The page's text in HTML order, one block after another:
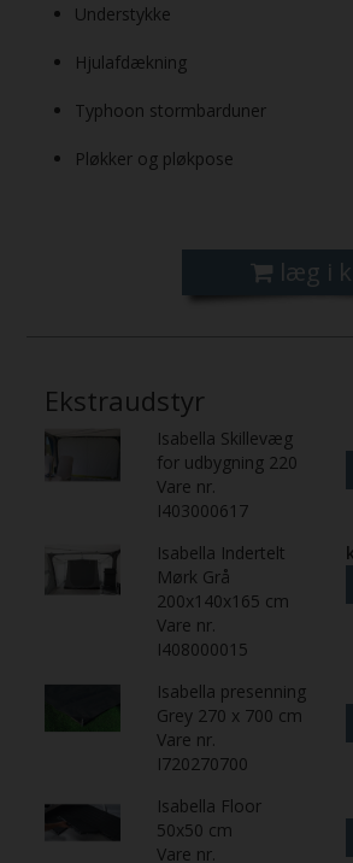
Understykke
Hjulafdækning
Typhoon stormbarduner
Pløkker og pløkpose
læg i
Ekstraudstyr
Isabella Skillevæg
for udbygning 220
Vare nr.
I403000617
Isabella Indertelt
Mørk Grå
200x140x165 cm
Vare nr.
I408000015
Isabella presenning
Grey 270 x 700 cm
Vare nr.
I720270700
Isabella Floor
50x50 cm
Vare nr.